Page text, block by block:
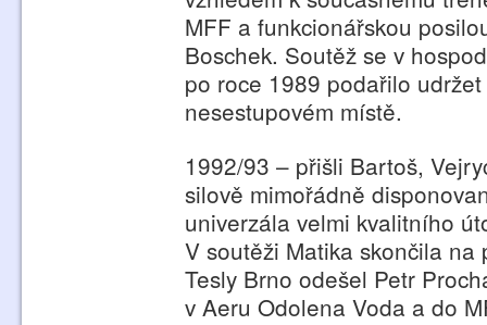
MFF a funkcionářskou
Boschek. Soutěž se v
po roce 1989 podařilo
nesestupovém místě.
1992/93 – přišli Bartoš,
silově mimořádně
univerzála velmi kvalitního
V soutěži Matika skončila
Tesly Brno odešel Petr
v Aeru Odolena Voda a do